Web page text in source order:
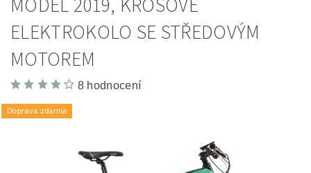
MODEL 2019, KROSOVÉ
ELEKTROKOLO SE STŘEDOVÝM
MOTOREM
8 hodnocení
Doprava zdarma